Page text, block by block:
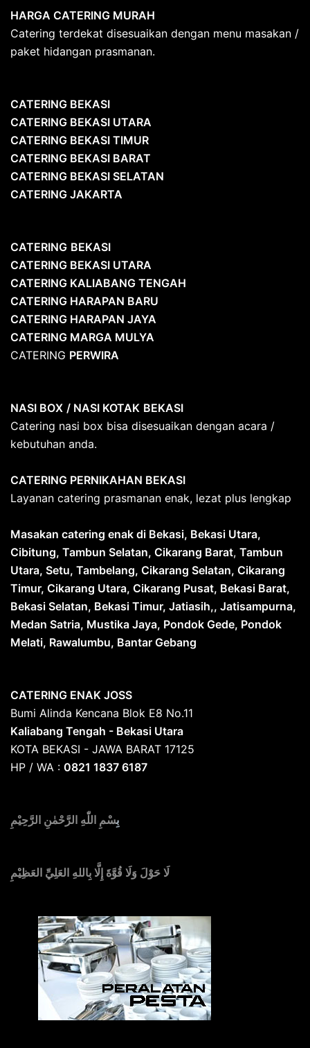
HARGA CATERING MURAH
Catering terdekat disesuaikan dengan menu masakan /
paket hidangan prasmanan.
CATERING BEKASI
CATERING BEKASI UTARA
CATERING BEKASI TIMUR
CATERING BEKASI BARAT
CATERING BEKASI SELATAN
CATERING JAKARTA
CATERING BEKASI
CATERING BEKASI UTARA
CATERING KALIABANG TENGAH
CATERING HARAPAN BARU
CATERING HARAPAN JAYA
CATERING MARGA MULYA
CATERING PERWIRA
NASI BOX / NASI KOTAK BEKASI
Catering nasi box bisa disesuaikan dengan acara /
kebutuhan anda.
CATERING PERNIKAHAN BEKASI
Layanan catering prasmanan enak, lezat plus lengkap
Masakan catering enak di Bekasi, Bekasi Utara,
Cibitung, Tambun Selatan, Cikarang Barat, Tambun
Utara, Setu, Tambelang, Cikarang Selatan, Cikarang
Timur, Cikarang Utara, Cikarang Pusat, Bekasi Barat,
Bekasi Selatan, Bekasi Timur, Jatiasih,, Jatisampurna,
Medan Satria, Mustika Jaya, Pondok Gede, Pondok
Melati, Rawalumbu, Bantar Gebang
CATERING ENAK JOSS
Bumi Alinda Kencana Blok E8 No.11
Kaliabang Tengah - Bekasi Utara
KOTA BEKASI - JAWA BARAT 17125
HP / WA : 0821 1837 6187
بِسْمِ اللّٰهِ الرَّحْمٰنِ الرَّحِيْمِ
لَا حَوْلَ وَلَا قُوَّةَ إِلَّا بِاللهِ العَلِيِّ العَظِيْمِ